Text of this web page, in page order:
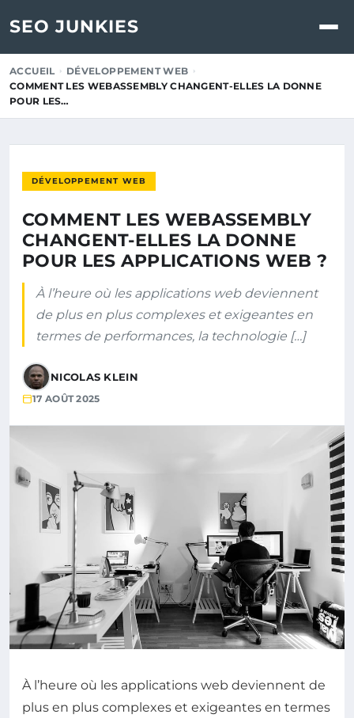
SEO JUNKIES
ACCUEIL
DÉVELOPPEMENT WEB
COMMENT LES WEBASSEMBLY CHANGENT-ELLES LA DONNE
POUR LES…
DÉVELOPPEMENT WEB
COMMENT LES WEBASSEMBLY
CHANGENT-ELLES LA DONNE
POUR LES APPLICATIONS WEB ?
À l’heure où les applications web deviennent
de plus en plus complexes et exigeantes en
termes de performances, la technologie […]
NICOLAS KLEIN
17 AOÛT 2025
À l’heure où les applications web deviennent de
plus en plus complexes et exigeantes en termes